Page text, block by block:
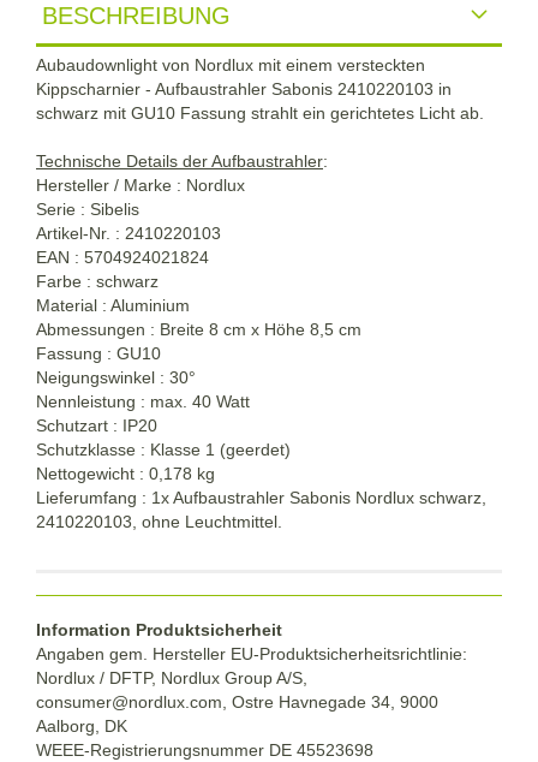
BESCHREIBUNG
Aubaudownlight von Nordlux mit einem versteckten
Kippscharnier - Aufbaustrahler Sabonis 2410220103 in
schwarz mit GU10 Fassung strahlt ein gerichtetes Licht ab.
Technische Details der Aufbaustrahler:
Hersteller / Marke : Nordlux
Serie : Sibelis
Artikel-Nr. : 2410220103
EAN : 5704924021824
Farbe : schwarz
Material : Aluminium
Abmessungen : Breite 8 cm x Höhe 8,5 cm
Fassung : GU10
Neigungswinkel : 30°
Nennleistung : max. 40 Watt
Schutzart : IP20
Schutzklasse : Klasse 1 (geerdet)
Nettogewicht : 0,178 kg
Lieferumfang : 1x Aufbaustrahler Sabonis Nordlux schwarz,
2410220103, ohne Leuchtmittel.
Information Produktsicherheit
Angaben gem. Hersteller EU-Produktsicherheitsrichtlinie:
Nordlux / DFTP, Nordlux Group A/S,
consumer@nordlux.com, Ostre Havnegade 34, 9000
Aalborg, DK
WEEE-Registrierungsnummer DE 45523698